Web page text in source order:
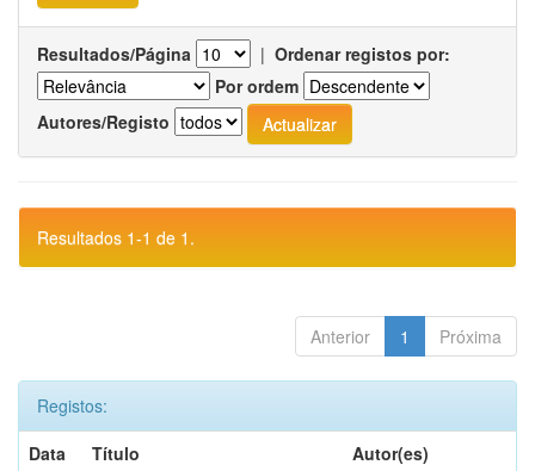
Resultados/Página | Ordenar registos por:
Por ordem
Autores/Registo
Resultados 1-1 de 1.
Anterior 1 Próxima
Registos:
Data
Título
Autor(es)